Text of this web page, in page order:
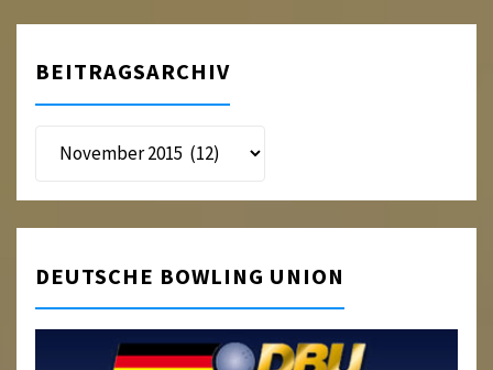
BEITRAGSARCHIV
Beitragsarchiv
DEUTSCHE BOWLING UNION